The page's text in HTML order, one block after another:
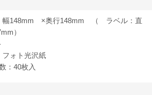
幅148mm ×奥行148mm （ ラベル：直
）
フォト光沢紙
：40枚入